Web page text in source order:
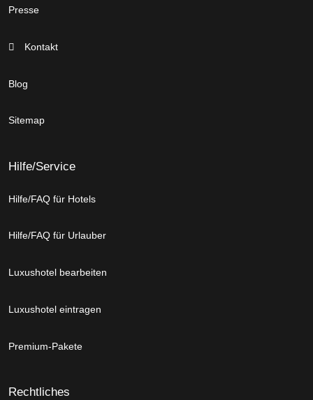
Presse
Kontakt
Blog
Sitemap
Hilfe/Service
Hilfe/FAQ für Hotels
Hilfe/FAQ für Urlauber
Luxushotel bearbeiten
Luxushotel eintragen
Premium-Pakete
Rechtliches